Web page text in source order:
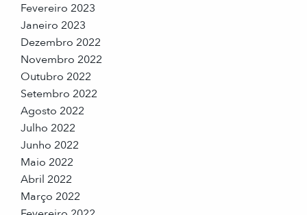
Fevereiro 2023
Janeiro 2023
Dezembro 2022
Novembro 2022
Outubro 2022
Setembro 2022
Agosto 2022
Julho 2022
Junho 2022
Maio 2022
Abril 2022
Março 2022